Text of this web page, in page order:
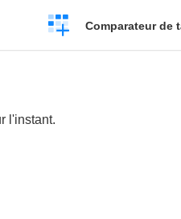
Créer
un
Comparateur de
l'instant.